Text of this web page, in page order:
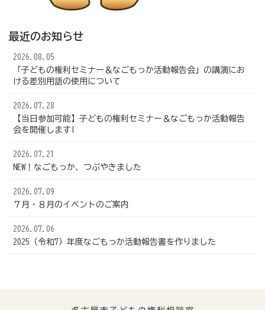
最近のお知らせ
2026.08.05
「子どもの権利セミナー＆なごもっか活動報告会」の講演にお
ける差別用語の使用について
2026.07.28
【当日参加可能】子どもの権利セミナー＆なごもっか活動報告
会を開催します!
2026.07.21
NEW！なごもっか、つぶやきました
2026.07.09
７月・８月のイベントのご案内
2026.07.06
2025（令和7）年度なごもっか活動報告書を作りました